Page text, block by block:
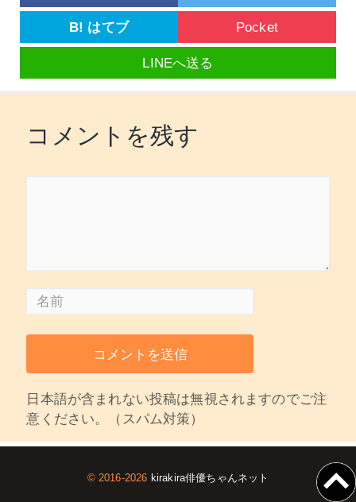
B! はてブ Pocket
LINEへ送る
コメントを残す
日本語が含まれない投稿は無視されますのでご注
意ください。（スパム対策）
© 2016-2026 kirakira俳優ちゃんネット